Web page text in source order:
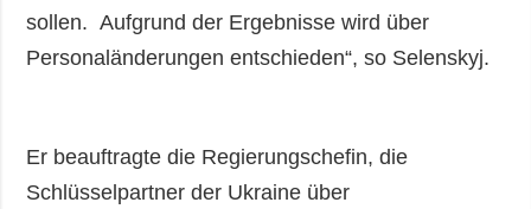
sollen. Aufgrund der Ergebnisse wird über
Personaländerungen entschieden“, so Selenskyj.
Er beauftragte die Regierungschefin, die
Schlüsselpartner der Ukraine über